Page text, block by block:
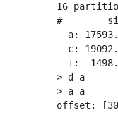
16
#
a:
c:
i:
  > d a
  > a a
offset: